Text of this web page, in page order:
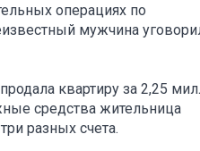
операциях по
мужчина
квартиру за 2,25
средства жительница
разных счета.